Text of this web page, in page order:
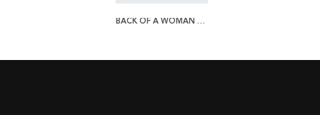
BACK OF A WOMAN SITTING PLAKAT